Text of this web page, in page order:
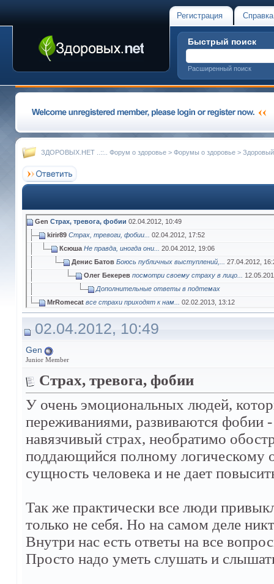
Регистрация Справка
Быстрый поиск
Расширенный поиск
ЗДОРОВЫХ.НЕТ ..::.. Форум о здоровье > Форумы о здоровье >
Gen Страх, тревога, фобии 02.04.2012, 10:49
kirir89 Страх, тревоги, фобии... 02.04.2012, 17:52
Ксюша Не правда, иногда они... 20.04.2012, 19:06
Денис Батов Боюсь публичных выступлений,... 27.04.2012,
Олег Бекерев посмотри своему страху в лицо...
Дополнительные ответы в подтемах
MrRomecat все страхи приходят к нам... 02.02.2013, 13:12
02.04.2012, 10:49
Gen
Junior Member
Страх, тревога, фобии
У очень эмоциональных людей,
переживаниями, развиваются
навязчивый страх, необратимо
поддающийся полному логическому
сущность человека и не дает
Так же практически все люди
только не себя. Но на самом деле
Внутри нас есть ответы на все
Просто надо уметь слушать и